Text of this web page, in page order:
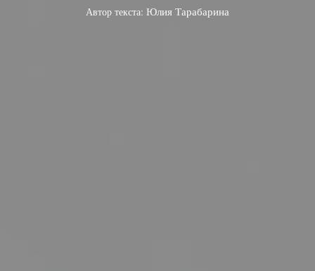
Автор текста: Юлия Тарабарина